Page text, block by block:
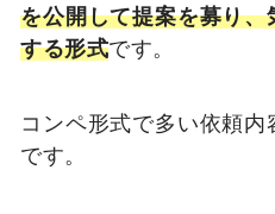
を公開して提案を募り
する形式です。
コンペ形式で多い依頼
です。